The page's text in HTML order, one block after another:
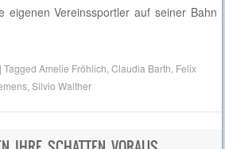
eigenen Vereinssportler auf seiner Bahn
|TaggedAmelie Fröhlich ,Claudia Barth Felix
,Silvio Walther